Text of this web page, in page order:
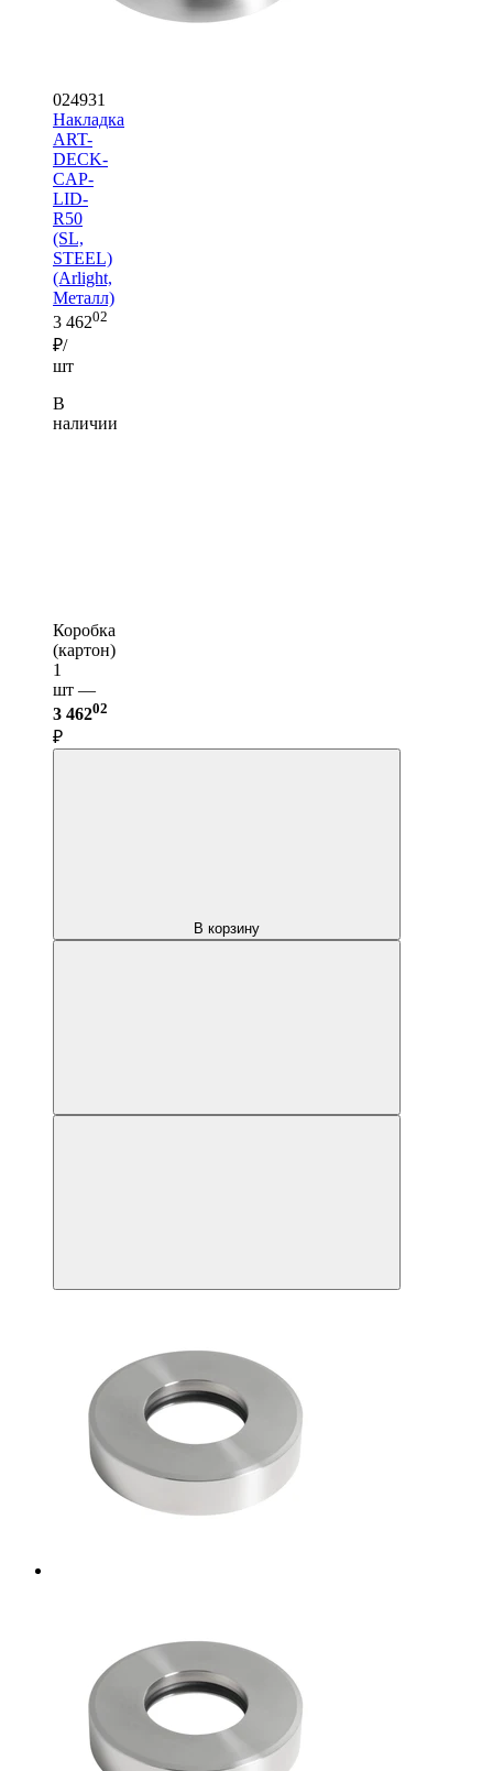
024931
Накладка
ART-
DECK-
CAP-
LID-
R50
(SL,
STEEL)
(Arlight,
Металл)
3 46202
₽/
шт
В
наличии
Коробка
(картон)
1
шт —
3 46202
₽
В корзину